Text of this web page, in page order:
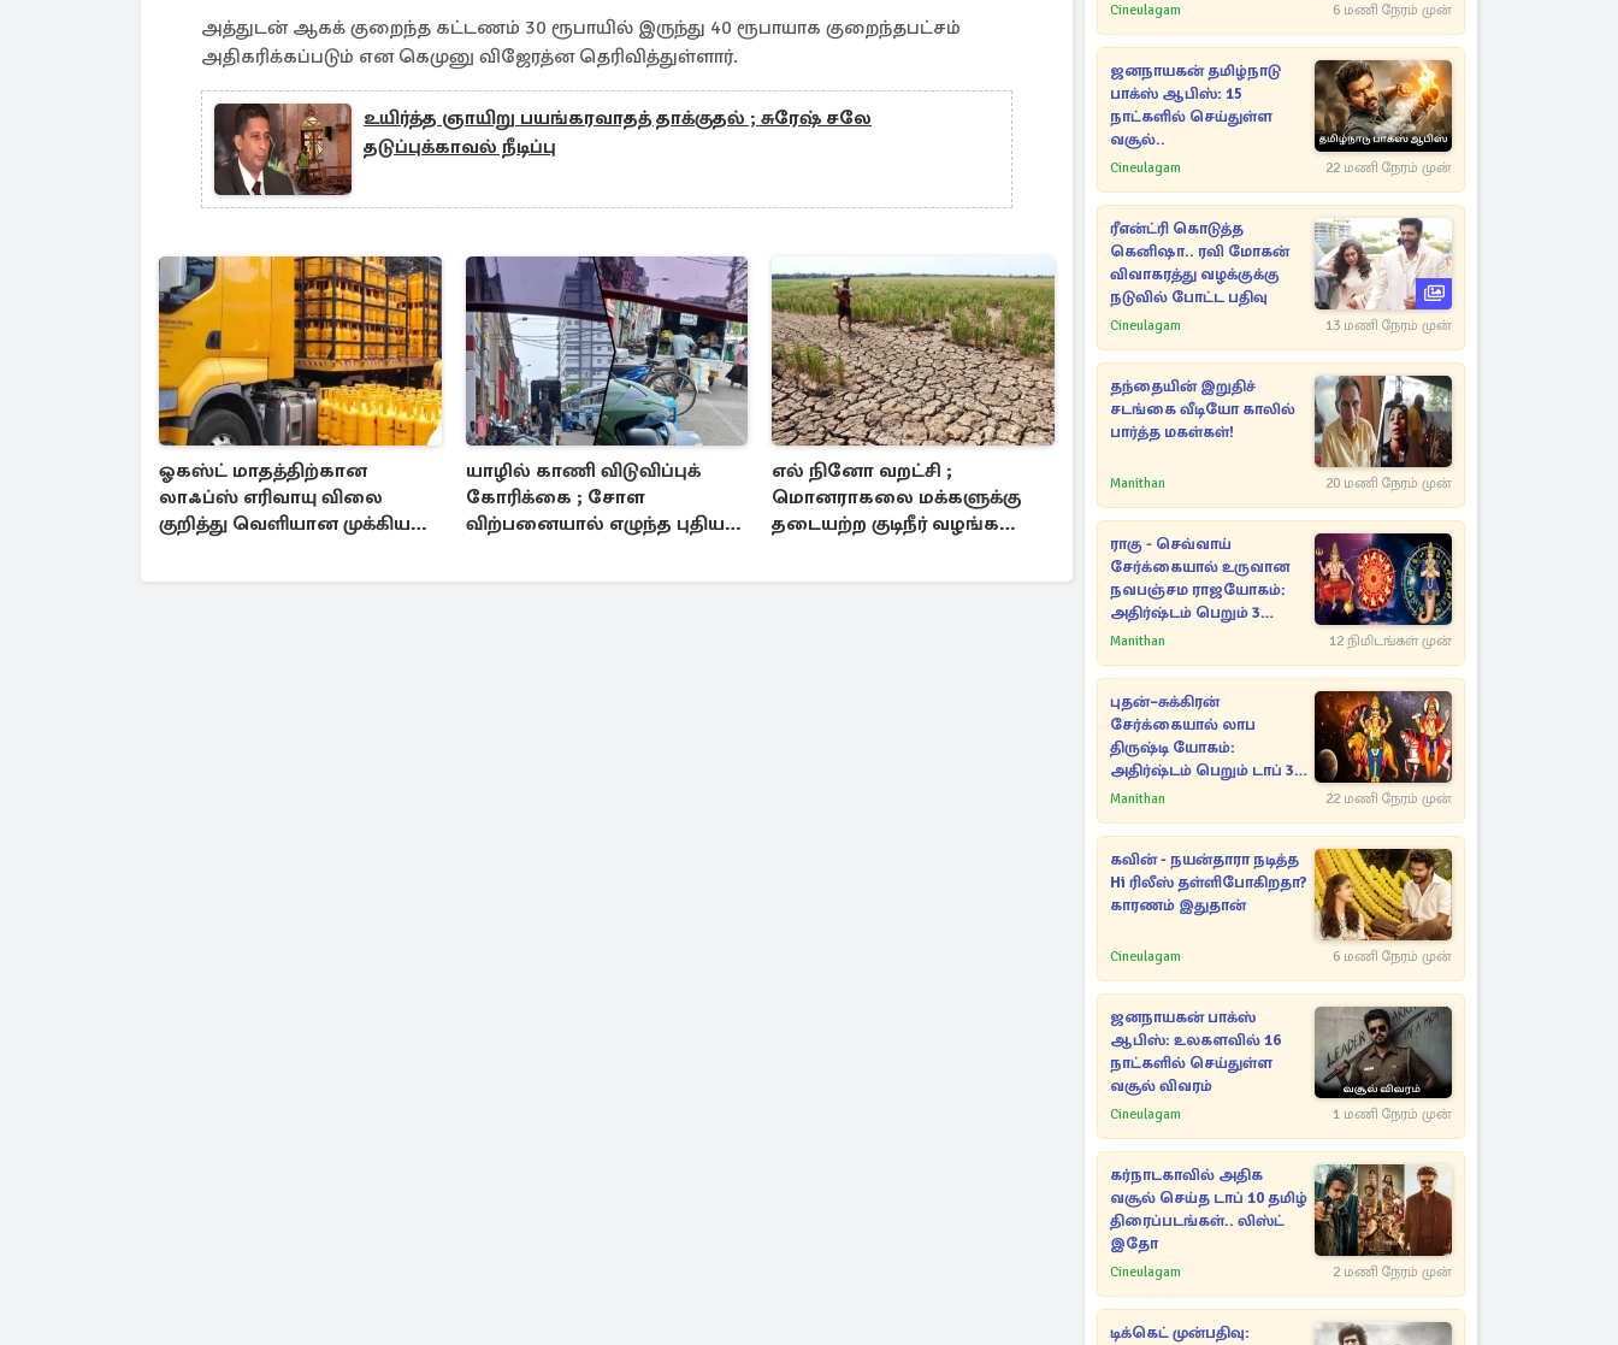
அத்துடன் ஆகக் குறைந்த கட்டணம் 30 ரூபாயில் இருந்து 40 ரூபாயாக குறைந்தபட்சம்
அதிகரிக்கப்படும் என கெமுனு விஜேரத்ன தெரிவித்துள்ளார்.
உயிர்த்த ஞாயிறு பயங்கரவாதத் தாக்குதல் ; சுரேஷ் சலே
தடுப்புக்காவல் நீடிப்பு
ஓகஸ்ட் மாதத்திற்கான
லாஃப்ஸ் எரிவாயு விலை
குறித்து வெளியான முக்கிய
யாழில் காணி விடுவிப்புக்
கோரிக்கை ; சோள
விற்பனையால் எழுந்த புதிய
எல் நினோ வறட்சி ;
மொனராகலை மக்களுக்கு
தடையற்ற குடிநீர் வழங்க
Cineulagam 6 மணி நேரம் முன்
ஜனநாயகன் தமிழ்நாடு
பாக்ஸ் ஆபிஸ்: 15
நாட்களில் செய்துள்ள
வசூல்..
Cineulagam 22 மணி நேரம் முன்
ரீஎன்ட்ரி கொடுத்த
கெனிஷா.. ரவி மோகன்
விவாகரத்து வழக்குக்கு
நடுவில் போட்ட பதிவு
Cineulagam 13 மணி நேரம் முன்
தந்தையின் இறுதிச்
சடங்கை வீடியோ காலில்
பார்த்த மகள்கள்!
Manithan 20 மணி நேரம் முன்
ராகு - செவ்வாய்
சேர்க்கையால் உருவான
நவபஞ்சம ராஜயோகம்:
அதிர்ஷ்டம் பெறும் 3
ராசிகள்!
Manithan 12 நிமிடங்கள் முன்
புதன்–சுக்கிரன்
சேர்க்கையால் லாப
திருஷ்டி யோகம்:
அதிர்ஷ்டம் பெறும் டாப் 3
ராசிகள்!
Manithan 22 மணி நேரம் முன்
கவின் - நயன்தாரா நடித்த
Hi ரிலீஸ் தள்ளிபோகிறதா?
காரணம் இதுதான்
Cineulagam 6 மணி நேரம் முன்
ஜனநாயகன் பாக்ஸ்
ஆபிஸ்: உலகளவில் 16
நாட்களில் செய்துள்ள
வசூல் விவரம்
Cineulagam 1 மணி நேரம் முன்
கர்நாடகாவில் அதிக
வசூல் செய்த டாப் 10 தமிழ்
திரைப்படங்கள்.. லிஸ்ட்
இதோ
Cineulagam 2 மணி நேரம் முன்
டிக்கெட் முன்பதிவு: